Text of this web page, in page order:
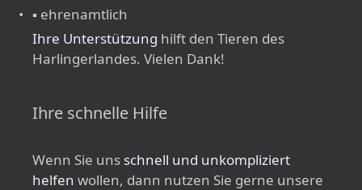
▪ ehrenamtlich
Ihre Unterstützung hilft den Tieren des
Harlingerlandes. Vielen Dank!
Ihre schnelle Hilfe
Wenn Sie uns schnell und unkompliziert
helfen wollen, dann nutzen Sie gerne unsere